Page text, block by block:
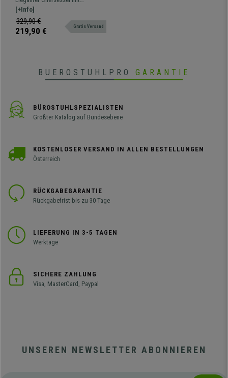
Lederbezug und Ziernähten,
Stahlstruktur, Farbe
Hellbraun
Ziernähten, exzellenter Komfort,
dicke Polsterung, Fußkreuz und
Armlehnen aus Stahl.
[+Info]
329,90 €
219,90 € Gratis Versand
BUEROSTUHLPRO GARANTIE
BÜROSTUHLSPEZIALISTEN
Größter Katalog auf Bundesebene
KOSTENLOSER VERSAND IN ALLEN BESTELLUNGEN
Österreich
RÜCKGABEGARANTIE
Rückgabefrist bis zu 30 Tage
LIEFERUNG IN 3-5 TAGEN
Werktage
SICHERE ZAHLUNG
Visa, MasterCard, Paypal
UNSEREN NEWSLETTER ABONNIEREN